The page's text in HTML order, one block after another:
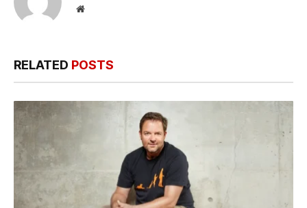
Website
RELATED POSTS